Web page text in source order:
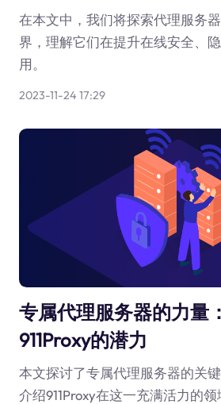
在本文中，我们将探索代理服务
界，理解它们在提升在线安全、
用。
2023-11-24 17:29
专属代理服务器的力量
911Proxy的潜力
本文探讨了专属代理服务器的关
介绍911Proxy在这一充满活力的领